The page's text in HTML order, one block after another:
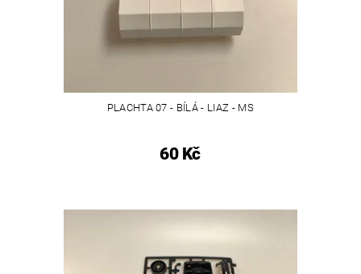
PLACHTA 07 - BÍLÁ - LIAZ - MS
60 Kč